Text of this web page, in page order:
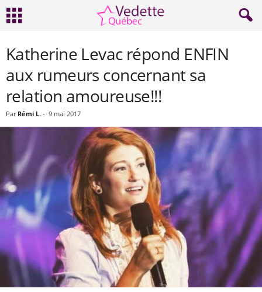
Katherine Levac répond ENFIN
aux rumeurs concernant sa
relation amoureuse!!!
Par Rémi L. - 9 mai 2017